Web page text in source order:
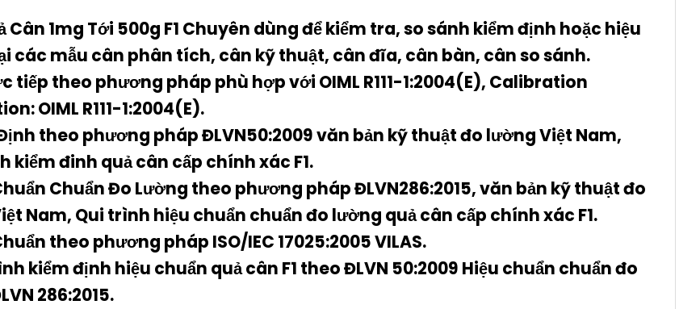
Cân 1mg Tới 500g F1 Chuyên dùng để kiểm tra, so sánh kiểm định hoặc hiệu
các mẫu cân phân tích, cân kỹ thuật, cân đĩa, cân bàn, cân so sánh.
tiếp theo phương pháp phù hợp với OIML R111-1:2004(E), Calibration
OIML R111-1:2004(E).
theo phương pháp ĐLVN50:2009 văn bản kỹ thuật đo lường Việt Nam,
kiểm đinh quả cân cấp chính xác F1.
Chuẩn Đo Lường theo phương pháp ĐLVN286:2015, văn bản kỹ thuật đo
Nam, Qui trình hiệu chuẩn chuẩn đo lường quả cân cấp chính xác F1.
theo phương pháp ISO/IEC 17025:2005 VILAS.
kiểm định hiệu chuẩn quả cân F1 theo ĐLVN 50:2009 Hiệu chuẩn chuẩn đo
286:2015.